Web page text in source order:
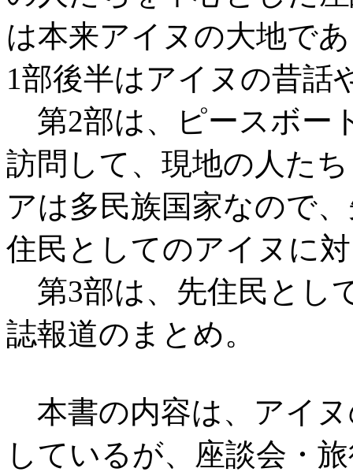
は本来アイヌの大地で
1部後半はアイヌの昔話
第2部は、ピースボー
訪問して、現地の人た
アは多民族国家なので
住民としてのアイヌに
第3部は、先住民とし
誌報道のまとめ。
本書の内容は、アイ
しているが、座談会・